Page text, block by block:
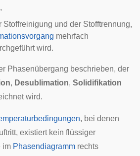
,
Stoffreinigung und der Stofftrennung,
mehrfach
wird.
Phasenübergang beschrieben, der
, Desublimation, Solidifikation
wird.
, bei denen
existiert kein flüssiger
im Phasendiagramm rechts